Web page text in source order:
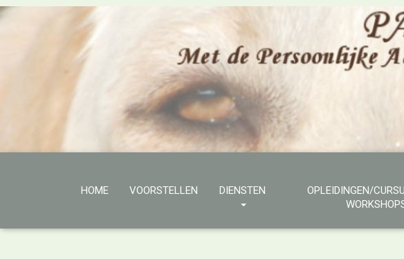
HOME VOORSTELLEN DIENSTEN
OPLEIDINGEN/